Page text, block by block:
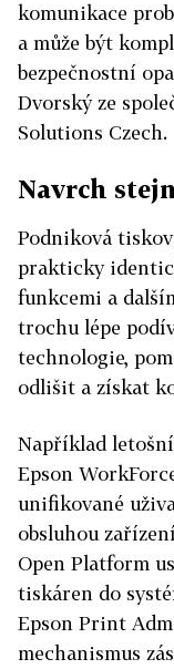
komunikace
a může být
bezpečnostní
Dvorský ze
Solutions Czech.
Navrch
Podniková
prakticky
funkcemi a
trochu lépe
technologie,
odlišit a získat
Například
Epson
unifikované
obsluhou
Open Platform
tiskáren do
Epson Print
mechanismus